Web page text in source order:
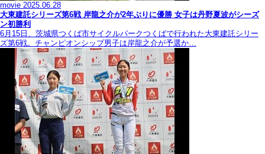
movie 2025.06.28
大東建託シリーズ第6戦 岸龍之介が2年ぶりに優勝 女子は丹野夏波がシーズ
ン初勝利
6月15日、茨城県つくば市サイクルパークつくばで行われた大東建託シリー
ズ第6戦。チャンピオンシップ男子は岸龍之介が予選か…